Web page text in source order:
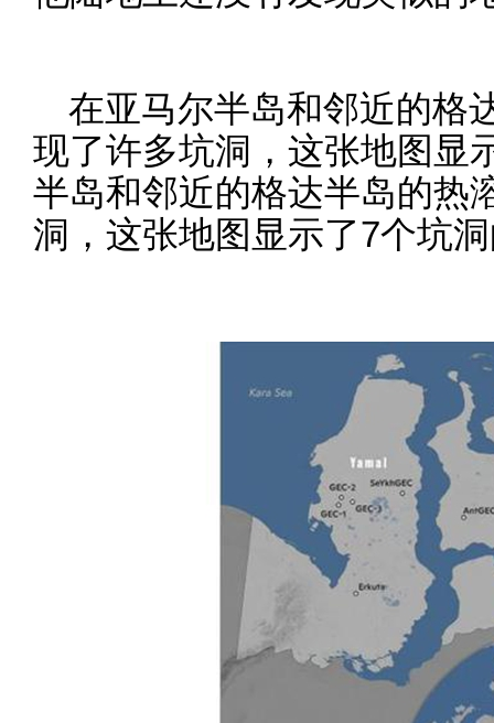
在亚马尔半岛和邻近的格
现了许多坑洞，这张地图显
半岛和邻近的格达半岛的热
洞，这张地图显示了7个坑